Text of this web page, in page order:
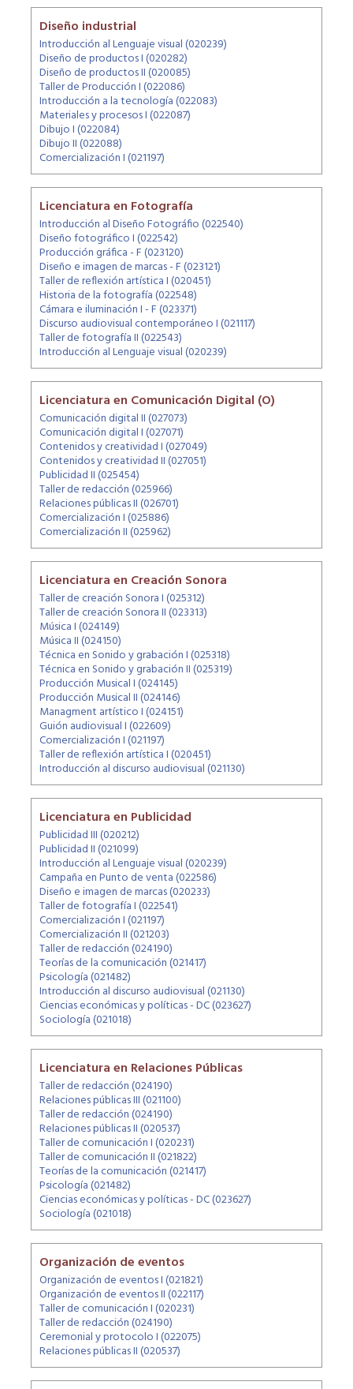
Diseño industrial
Introducción al Lenguaje visual (020239)
Diseño de productos I (020282)
Diseño de productos II (020085)
Taller de Producción I (022086)
Introducción a la tecnología (022083)
Materiales y procesos I (022087)
Dibujo I (022084)
Dibujo II (022088)
Comercialización I (021197)
Licenciatura en Fotografía
Introducción al Diseño Fotográfio (022540)
Diseño fotográfico I (022542)
Producción gráfica - F (023120)
Diseño e imagen de marcas - F (023121)
Taller de reflexión artística I (020451)
Historia de la fotografía (022548)
Cámara e iluminación I - F (023371)
Discurso audiovisual contemporáneo I (021117)
Taller de fotografía II (022543)
Introducción al Lenguaje visual (020239)
Licenciatura en Comunicación Digital (O)
Comunicación digital II (027073)
Comunicación digital I (027071)
Contenidos y creatividad I (027049)
Contenidos y creatividad II (027051)
Publicidad II (025454)
Taller de redacción (025966)
Relaciones públicas II (026701)
Comercialización I (025886)
Comercialización II (025962)
Licenciatura en Creación Sonora
Taller de creación Sonora I (025312)
Taller de creación Sonora II (023313)
Música I (024149)
Música II (024150)
Técnica en Sonido y grabación I (025318)
Técnica en Sonido y grabación II (025319)
Producción Musical I (024145)
Producción Musical II (024146)
Managment artístico I (024151)
Guión audiovisual I (022609)
Comercialización I (021197)
Taller de reflexión artística I (020451)
Introducción al discurso audiovisual (021130)
Licenciatura en Publicidad
Publicidad III (020212)
Publicidad II (021099)
Introducción al Lenguaje visual (020239)
Campaña en Punto de venta (022586)
Diseño e imagen de marcas (020233)
Taller de fotografía I (022541)
Comercialización I (021197)
Comercialización II (021203)
Taller de redacción (024190)
Teorías de la comunicación (021417)
Psicología (021482)
Introducción al discurso audiovisual (021130)
Ciencias económicas y políticas - DC (023627)
Sociología (021018)
Licenciatura en Relaciones Públicas
Taller de redacción (024190)
Relaciones públicas III (021100)
Taller de redacción (024190)
Relaciones públicas II (020537)
Taller de comunicación I (020231)
Taller de comunicación II (021822)
Teorías de la comunicación (021417)
Psicología (021482)
Ciencias económicas y políticas - DC (023627)
Sociología (021018)
Organización de eventos
Organización de eventos I (021821)
Organización de eventos II (022117)
Taller de comunicación I (020231)
Taller de redacción (024190)
Ceremonial y protocolo I (022075)
Relaciones públicas II (020537)